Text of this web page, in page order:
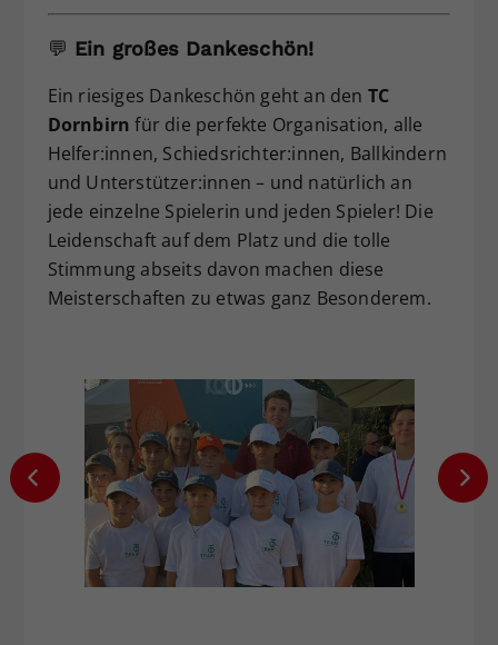
💬 Ein großes Dankeschön!
Ein riesiges Dankeschön geht an den TC
Dornbirn für die perfekte Organisation, alle
Helfer:innen, Schiedsrichter:innen, Ballkindern
und Unterstützer:innen – und natürlich an
jede einzelne Spielerin und jeden Spieler! Die
Leidenschaft auf dem Platz und die tolle
Stimmung abseits davon machen diese
Meisterschaften zu etwas ganz Besonderem.